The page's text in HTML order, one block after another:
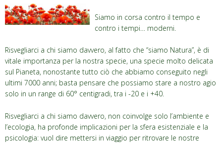
Siamo in corsa contro il tempo e
contro i tempi… moderni.
Risvegliarci a chi siamo davvero, al fatto che “siamo Natura”, è di
vitale importanza per la nostra specie, una specie molto delicata
sul Pianeta, nonostante tutto ciò che abbiamo conseguito negli
ultimi 7000 anni; basta pensare che possiamo stare a nostro agio
solo in un range di 60° centigradi, tra i -20 e i +40.
Risvegliarci a chi siamo davvero, non coinvolge solo l’ambiente e
l’ecologia, ha profonde implicazioni per la sfera esistenziale e la
psicologia: vuol dire mettersi in viaggio per ritrovare le nostre